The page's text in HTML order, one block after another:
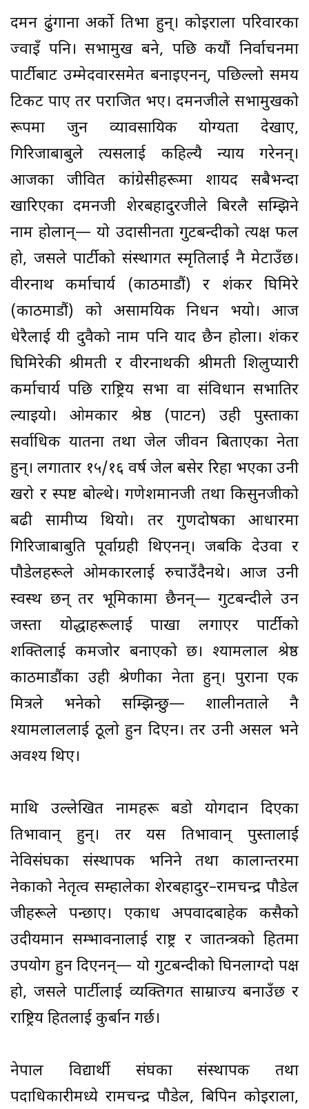
दमन ढुंगाना अर्को प्रतिभा हुन्। कोइराला परिवारका
ज्वाइँ पनि। सभामुख बने, पछि कयौं निर्वाचनमा
पार्टीबाट उम्मेदवारसमेत बनाइएनन्, पछिल्लो समय
टिकट पाए तर पराजित भए। दमनजीले सभामुखको
रूपमा जुन व्यावसायिक योग्यता देखाए,
गिरिजाबाबुले त्यसलाई कहिल्यै न्याय गरेनन्।
आजका जीवित कांग्रेसीहरूमा शायद सबैभन्दा
खारिएका दमनजी शेरबहादुरजीले बिरलै सम्झिने
नाम होलान्— यो उदासीनता गुटबन्दीको प्रत्यक्ष फल
हो, जसले पार्टीको संस्थागत स्मृतिलाई नै मेटाउँछ।
वीरनाथ कर्माचार्य (काठमाडौं) र शंकर घिमिरे
(काठमाडौं) को असामयिक निधन भयो। आज
धेरैलाई यी दुवैको नाम पनि याद छैन होला। शंकर
घिमिरेकी श्रीमती र वीरनाथकी श्रीमती शिलुप्यारी
कर्माचार्य पछि राष्ट्रिय सभा वा संविधान सभातिर
ल्याइयो। ओमकार श्रेष्ठ (पाटन) उही पुस्ताका
सर्वाधिक यातना तथा जेल जीवन बिताएका नेता
हुन्। लगातार १५/१६ वर्ष जेल बसेर रिहा भएका उनी
खरो र स्पष्ट बोल्थे। गणेशमानजी तथा किसुनजीको
बढी सामीप्य थियो। तर गुणदोषका आधारमा
गिरिजाबाबुप्रति पूर्वाग्रही थिएनन्। जबकि देउवा र
पौडेलहरूले ओमकारलाई रुचाउँदैनथे। आज उनी
स्वस्थ छन् तर भूमिकामा छैनन्— गुटबन्दीले उन
जस्ता योद्धाहरूलाई पाखा लगाएर पार्टीको
शक्तिलाई कमजोर बनाएको छ। श्यामलाल श्रेष्ठ
काठमाडौंका उही श्रेणीका नेता हुन्। पुराना एक
मित्रले भनेको सम्झिन्छु— शालीनताले नै
श्यामलाललाई ठूलो हुन दिएन। तर उनी असल भने
अवश्य थिए।
माथि उल्लेखित नामहरू बडो योगदान दिएका
प्रतिभावान् हुन्। तर यस प्रतिभावान् पुस्तालाई
नेविसंघका संस्थापक भनिने तथा कालान्तरमा
नेकाको नेतृत्व सम्हालेका शेरबहादुर–रामचन्द्र पौडेल
जीहरूले पन्छाए। एकाध अपवादबाहेक कसैको
उदीयमान सम्भावनालाई राष्ट्र र प्रजातन्त्रको हितमा
उपयोग हुन दिएनन्— यो गुटबन्दीको घिनलाग्दो पक्ष
हो, जसले पार्टीलाई व्यक्तिगत साम्राज्य बनाउँछ र
राष्ट्रिय हितलाई कुर्बान गर्छ।
नेपाल विद्यार्थी संघका संस्थापक तथा
पदाधिकारीमध्ये रामचन्द्र पौडेल, बिपिन कोइराला,